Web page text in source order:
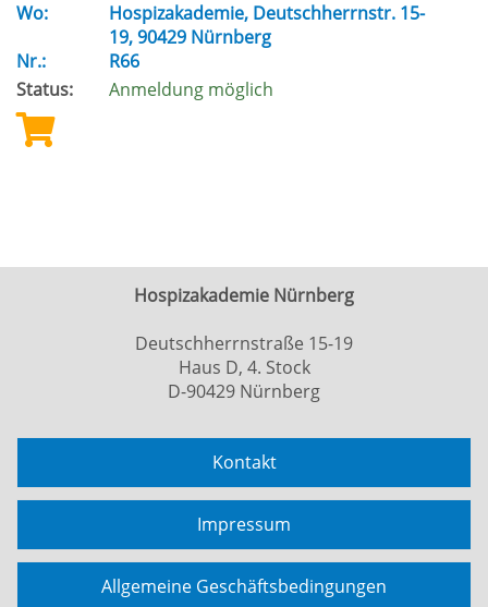
Wo:
Hospizakademie, Deutschherrnstr. 15-
19, 90429 Nürnberg
Nr.:
R66
Status:
Anmeldung möglich
Hospizakademie Nürnberg
Deutschherrnstraße 15-19
Haus D, 4. Stock
D-90429 Nürnberg
Kontakt
Impressum
Allgemeine Geschäftsbedingungen